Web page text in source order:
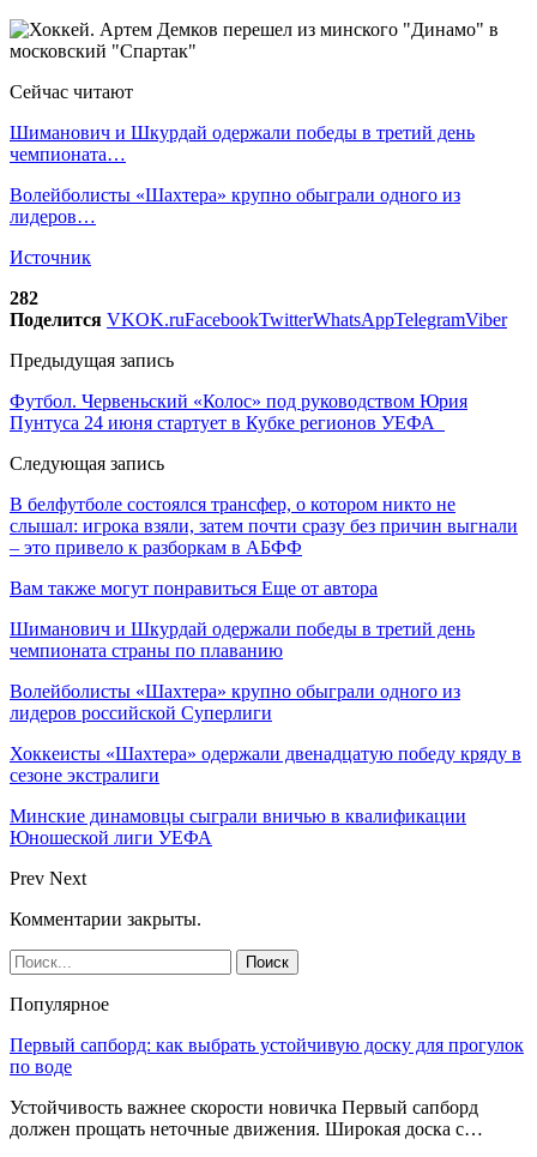
Сейчас читают
Шиманович и Шкурдай одержали победы в третий день
чемпионата…
Волейболисты «Шахтера» крупно обыграли одного из
лидеров…
Источник
282
Поделится VKOK.ruFacebookTwitterWhatsAppTelegramViber
Предыдущая запись
Футбол. Червеньский «Колос» под руководством Юрия
Пунтуса 24 июня стартует в Кубке регионов УЕФА
Следующая запись
В белфутболе состоялся трансфер, о котором никто не
слышал: игрока взяли, затем почти сразу без причин выгнали
– это привело к разборкам в АБФФ
Вам также могут понравиться Еще от автора
Шиманович и Шкурдай одержали победы в третий день
чемпионата страны по плаванию
Волейболисты «Шахтера» крупно обыграли одного из
лидеров российской Суперлиги
Хоккеисты «Шахтера» одержали двенадцатую победу кряду в
сезоне экстралиги
Минские динамовцы сыграли вничью в квалификации
Юношеской лиги УЕФА
Prev Next
Комментарии закрыты.
Популярное
Первый сапборд: как выбрать устойчивую доску для прогулок
по воде
Устойчивость важнее скорости новичка Первый сапборд
должен прощать неточные движения. Широкая доска с…